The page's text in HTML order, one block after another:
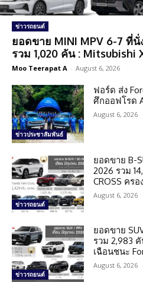
ข่าวรถยนต์
ยอดขาย MINI MPV 6-7 ที่
รวม 1,020 คัน : Mitsubishi
Moo Teerapat A - August 6, 2026
ข่าวประชาสัมพันธ์
ฟอร์ด ส่ง
ศึกออฟโรด
August 6, 2026
ข่าวรถยนต์
ยอดขาย B-
2026 รวม
CROSS คร
August 6, 2026
ข่าวรถยนต์
ยอดขาย
รวม 2,983
เฉือนชนะ
August 6, 2026